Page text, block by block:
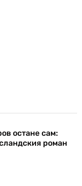
остане сам:
роман